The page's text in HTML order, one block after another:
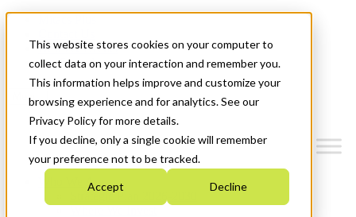
This website stores cookies on your computer to
collect data on your interaction and remember you.
This information helps improve and customize your
browsing experience and for analytics. See our
Privacy Policy for more details.
If you decline, only a single cookie will remember
your preference not to be tracked.
Accept Decline
News & Events
Get Started
Menu
Who We Are
Strategic Plan 2026-2030